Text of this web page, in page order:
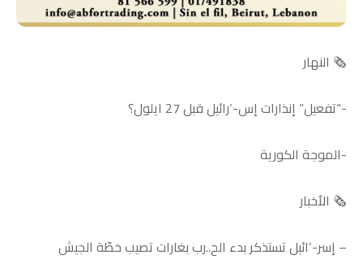
🗞️ النهار
-“تفعيل” إنذارات إس-‘رائيل قبل 27 ايلول؟
-الموجة الكورية
🗞️ الأخبار
– إسر-‘ائيل تستذكر بدء الح..رب بغارات تصيب خطّة الجيش